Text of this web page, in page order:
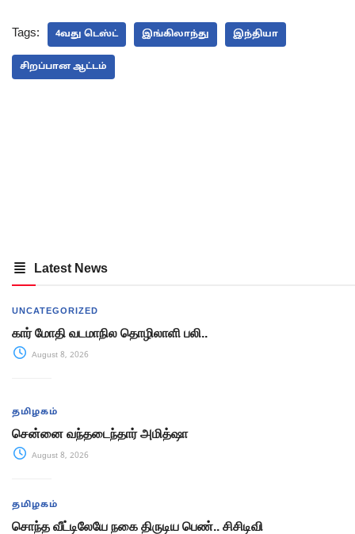
Tags: 4வது டெஸ்ட் இங்கிலாந்து இந்தியா
சிறப்பான ஆட்டம்
Latest News
UNCATEGORIZED
கார் மோதி வடமாநில தொழிலாளி பலி..
August 8, 2026
தமிழகம்
சென்னை வந்தடைந்தார் அமித்ஷா
August 8, 2026
தமிழகம்
சொந்த வீட்டிலேயே நகை திருடிய பெண்.. சிசிடிவி